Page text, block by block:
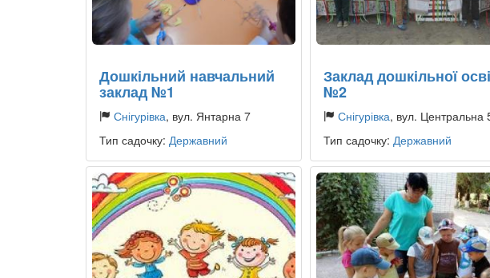
Дошкільний навчальний
заклад №1
Снігурівка, вул. Янтарна 7
Тип садочку: Державний
Заклад дошкільної
№2
Снігурівка, вул. Центральна
Тип садочку: Державний